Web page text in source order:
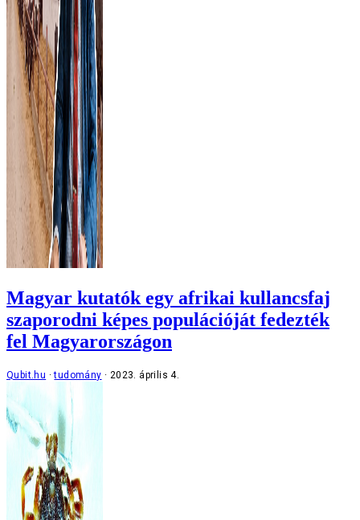
Magyar kutatók egy afrikai kullancsfaj
szaporodni képes populációját fedezték
fel Magyarországon
Qubit.hu tudomány 2023. április 4.